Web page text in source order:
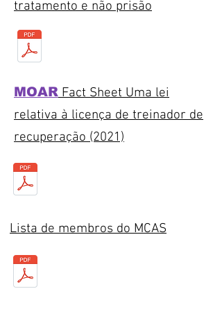
tratamento e não prisão
MOARFact Sheet Uma lei
relativa à licença de treinador de
recuperação (2021)
Lista de membros do MCAS